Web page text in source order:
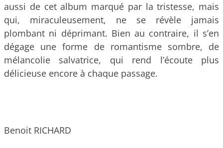
aussi de cet album marqué par la tristesse, mais
qui, miraculeusement, ne se révèle jamais
plombant ni déprimant. Bien au contraire, il s’en
dégage une forme de romantisme sombre, de
mélancolie salvatrice, qui rend l’écoute plus
délicieuse encore à chaque passage.
Benoit RICHARD